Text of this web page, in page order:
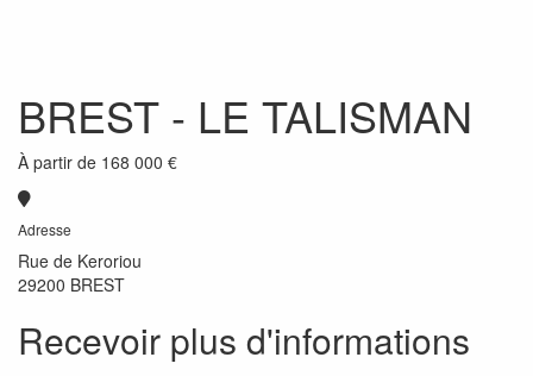
BREST - LE TALISMAN
À partir de 168 000 €
Adresse
Rue de Keroriou
29200 BREST
Recevoir plus d'informations